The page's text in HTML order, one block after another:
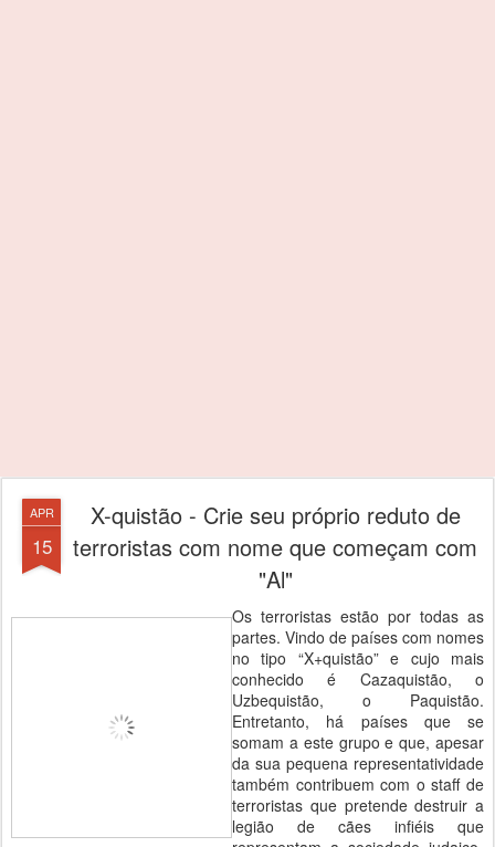
APR
15
X-quistão - Crie seu próprio reduto de
terroristas com nome que começam com
"Al"
Os terroristas estão por todas as
partes. Vindo de países com nomes
no tipo “X+quistão” e cujo mais
conhecido é Cazaquistão, o
Uzbequistão, o Paquistão.
Entretanto, há países que se
somam a este grupo e que, apesar
da sua pequena representatividade
também contribuem com o staff de
terroristas que pretende destruir a
legião de cães infiéis que